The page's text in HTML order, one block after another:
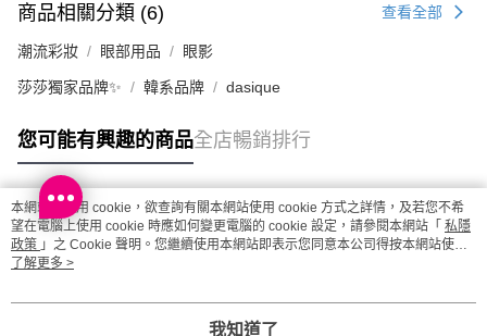
商品相關分類 (6) 查看全部
潮流彩妝 眼部用品 眼影
莎莎獨家品牌✨ 韓系品牌 dasique
您可能有興趣的商品全店暢銷排行
熱門標籤
熱銷排行
本網站中使用 cookie，欲查詢有關本網站使用 cookie 方式之詳情，及若您不希
望在電腦上使用 cookie 時應如何變更電腦的 cookie 設定，請參閱本網站「 私隱
政策 」之 Cookie 聲明。您繼續使用本網站即表示您同意本公司得按本網站使用
條款之 Cookie 聲明使用 cookie。
了解更多 >
我知道了